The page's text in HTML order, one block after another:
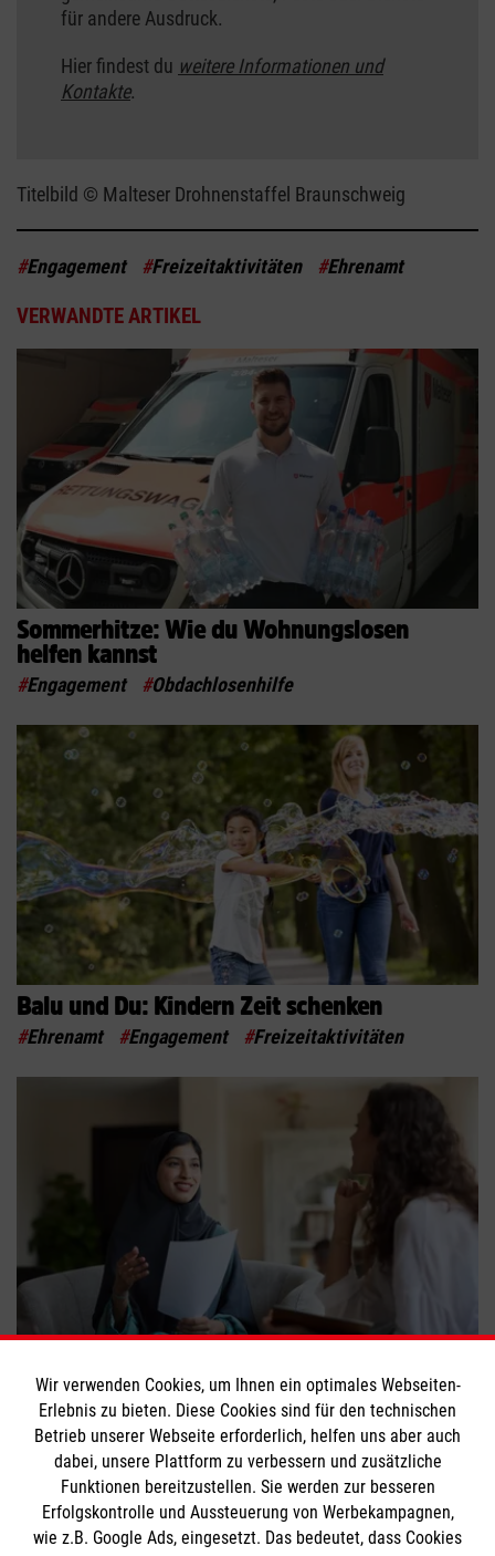
für andere Ausdruck.
Hier findest du weitere Informationen und
Kontakte.
Titelbild © Malteser Drohnenstaffel Braunschweig
#Engagement #Freizeitaktivitäten #Ehrenamt
VERWANDTE ARTIKEL
Sommerhitze: Wie du Wohnungslosen
helfen kannst
#Engagement #Obdachlosenhilfe
Balu und Du: Kindern Zeit schenken
#Ehrenamt #Engagement #Freizeitaktivitäten
Kulturen
Engagement #Integration
Bewerte diesen Artikel
Wir verwenden Cookies, um Ihnen ein optimales Webseiten-
Erlebnis zu bieten. Diese Cookies sind für den technischen
Betrieb unserer Webseite erforderlich, helfen uns aber auch
dabei, unsere Plattform zu verbessern und zusätzliche
Funktionen bereitzustellen. Sie werden zur besseren
Erfolgskontrolle und Aussteuerung von Werbekampagnen,
wie z.B. Google Ads, eingesetzt. Das bedeutet, dass Cookies